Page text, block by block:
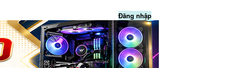
Đăng nhập